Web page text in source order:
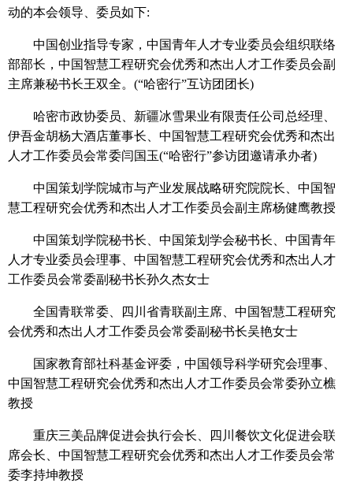
动的本会领导、委员如下:
中国创业指导专家，中国青年人才专业委员会组织联络
部部长，中国智慧工程研究会优秀和杰出人才工作委员会副
主席兼秘书长王双全。(“哈密行”互访团团长)
哈密市政协委员、新疆冰雪果业有限责任公司总经理、
伊吾金胡杨大酒店董事长、中国智慧工程研究会优秀和杰出
人才工作委员会常委闫国玉(“哈密行”参访团邀请承办者)
中国策划学院城市与产业发展战略研究院院长、中国智
慧工程研究会优秀和杰出人才工作委员会副主席杨健鹰教授
中国策划学院秘书长、中国策划学会秘书长、中国青年
人才专业委员会理事、中国智慧工程研究会优秀和杰出人才
工作委员会常委副秘书长孙久杰女士
全国青联常委、四川省青联副主席、中国智慧工程研究
会优秀和杰出人才工作委员会常委副秘书长吴艳女士
国家教育部社科基金评委，中国领导科学研究会理事、
中国智慧工程研究会优秀和杰出人才工作委员会常委孙立樵
教授
重庆三美品牌促进会执行会长、四川餐饮文化促进会联
席会长、中国智慧工程研究会优秀和杰出人才工作委员会常
委李持坤教授